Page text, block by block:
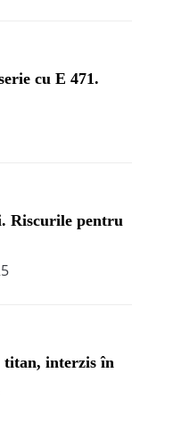
cu E 471.
Riscurile pentru
titan, interzis în